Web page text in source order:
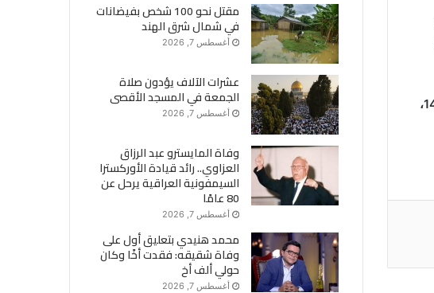
وتتراوح درجات الحرارة العظمى والصغرى في عمان اليوم، ما بين 22- 14 درجة مئوية، المناطق الشمالية 21 – 14،
مقتل نحو 100 شخص بفيضانات
في شمال شرق الهند
أغسطس 7, 2026
عشرات الآلاف يؤدون صلاة
الجمعة في المسجد الأقصى
أغسطس 7, 2026
وفاة المايسترو عبد الرزاق
العزاوي.. رائد قيادة الأوركسترا
السيمفونية العراقية يرحل عن
80 عامًا
أغسطس 7, 2026
محمد هنيدي بتعليق أول على
وفاة شقيقه: فقدت أخًا وكان
حولي ألف أخ
أغسطس 7, 2026